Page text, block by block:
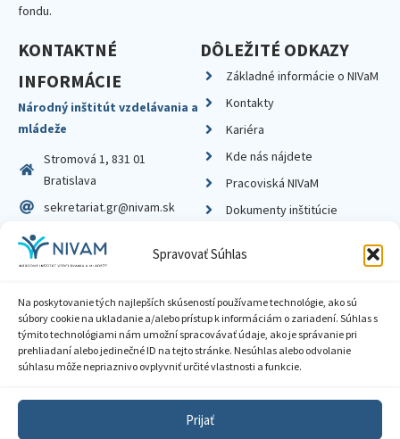
Spravovať Súhlas
Na poskytovanie tých najlepších skúseností používame technológie, ako sú
súbory cookie na ukladanie a/alebo prístup k informáciám o zariadení. Súhlas s
týmito technológiami nám umožní spracovávať údaje, ako je správanie pri
prehliadaní alebo jedinečné ID na tejto stránke. Nesúhlas alebo odvolanie
súhlasu môže nepriaznivo ovplyvniť určité vlastnosti a funkcie.
Prijať
fondu.
KONTAKTNÉ
INFORMÁCIE
Národný inštitút vzdelávania a
mládeže
Stromová 1, 831 01
Bratislava
sekretariat.gr@nivam.sk
IČO: 00164348
DIČ: 2020798714
DÔLEŽITÉ ODKAZY
Základné informácie o NIVaM
Kontakty
Kariéra
Kde nás nájdete
Pracoviská NIVaM
Dokumenty inštitúcie
Zásady ochrany súkromia
Sprístupnenie informácií